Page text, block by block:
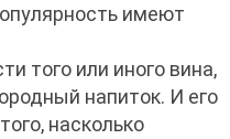
имеют
того или иного вина,
напиток. И его
насколько